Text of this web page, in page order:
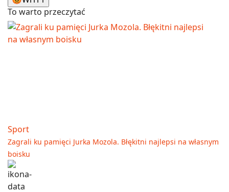
To warto przeczytać
Sport
Zagrali ku pamięci Jurka Mozola. Błękitni najlepsi na własnym
boisku